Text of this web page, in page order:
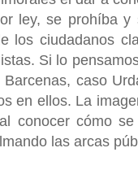
ley, se prohíba
los ciudadanos
Si lo
caso
en ellos. La
conocer cómo
las arcas